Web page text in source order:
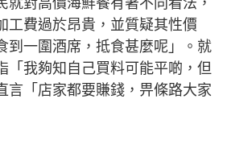
工費過於昂貴，並質疑其性價
到一圍酒席，抵食甚麼呢」。就
「我夠知自己買料可能平啲，但
言「店家都要賺錢，畀條路大家